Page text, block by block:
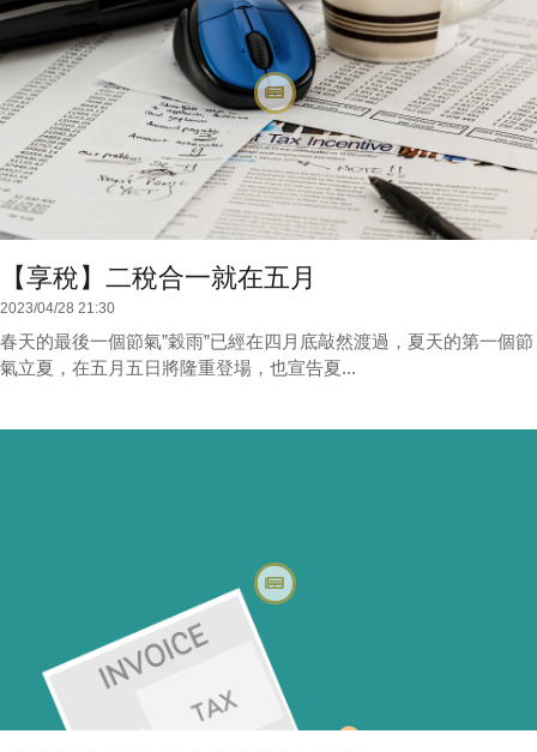
【享稅】二稅合一就在五月
2023/04/28 21:30
春天的最後一個節氣”穀雨”已經在四月底敲然渡過，夏天的第一個節
氣立夏，在五月五日將隆重登場，也宣告夏...